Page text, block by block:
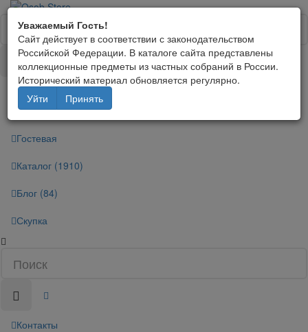
WhatsApp/Telegram
+79160085939
Гостевая
Каталог (1910)
Блог (84)
Скупка
Контакты
Уважаемый Гость!
Сайт действует в соответствии с законодательством
Российской Федерации. В каталоге сайта представлены
коллекционные предметы из частных собраний в России.
Исторический материал обновляется регулярно.
Уйти
Принять